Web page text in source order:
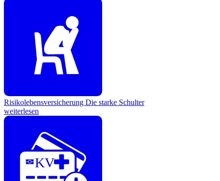
Risikolebensversicherung Die starke Schulter
weiterlesen
KV